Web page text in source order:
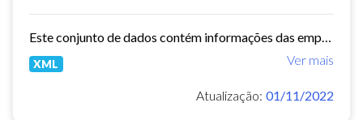
Ver mais
XML
Atualização: 01/11/2022